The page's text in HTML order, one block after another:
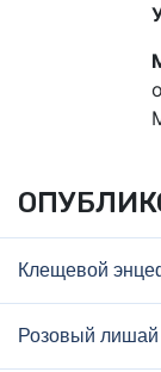
Клещевой
Розовый лишай